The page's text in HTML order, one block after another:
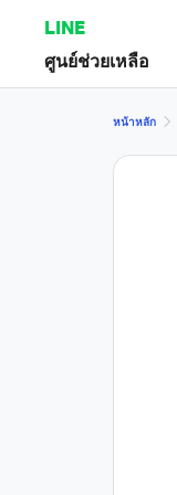
LINE
ศูนย์ช่วยเหลือ
หน้าหลัก